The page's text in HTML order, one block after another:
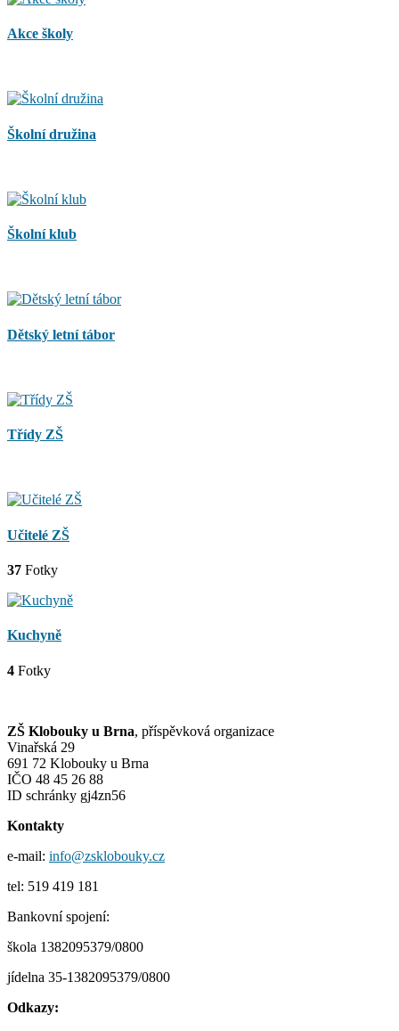
Akce školy
Školní družina
Školní klub
Dětský letní tábor
Třídy ZŠ
Učitelé ZŠ
37 Fotky
Kuchyně
4 Fotky
ZŠ Klobouky u Brna, příspěvková organizace
Vinařská 29
691 72 Klobouky u Brna
IČO 48 45 26 88
ID schránky gj4zn56
Kontakty
e-mail: info@zsklobouky.cz
tel: 519 419 181
Bankovní spojení:
škola 1382095379/0800
jídelna 35-1382095379/0800
Odkazy: